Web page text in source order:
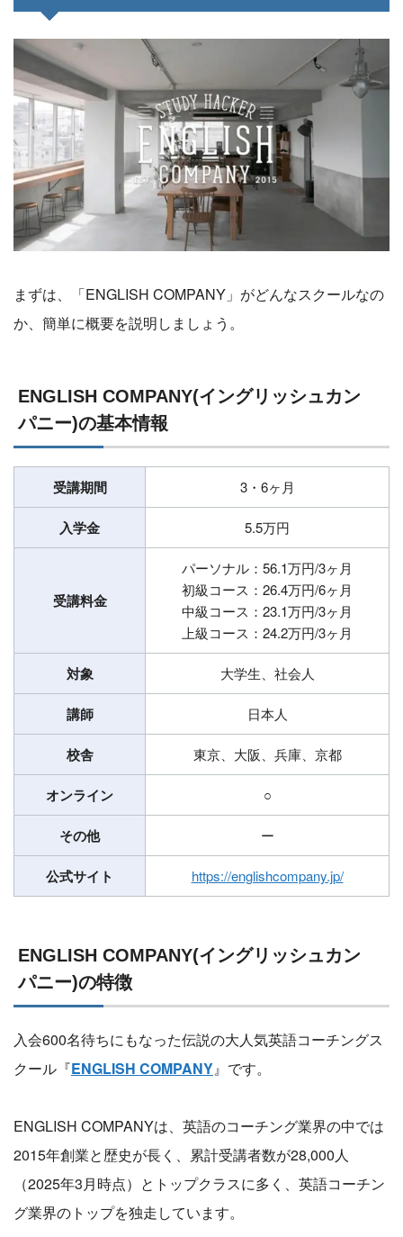
まずは、「ENGLISH COMPANY」がどんなスクールなの
か、簡単に概要を説明しましょう。
ENGLISH COMPANY(イングリッシュカン
パニー)の基本情報
受講期間 3・6ヶ月
入学金 5.5万円
受講料金
パーソナル：56.1万円/3ヶ月
初級コース：26.4万円/6ヶ月
中級コース：23.1万円/3ヶ月
上級コース：24.2万円/3ヶ月
対象 大学生、社会人
講師 日本人
校舎 東京、大阪、兵庫、京都
オンライン ○
その他 ー
公式サイト https://englishcompany.jp/
ENGLISH COMPANY(イングリッシュカン
パニー)の特徴
入会600名待ちにもなった伝説の大人気英語コーチングス
クール『ENGLISH COMPANY』です。
ENGLISH COMPANYは、英語のコーチング業界の中では
2015年創業と歴史が長く、累計受講者数が28,000人
（2025年3月時点）とトップクラスに多く、英語コーチン
グ業界のトップを独走しています。